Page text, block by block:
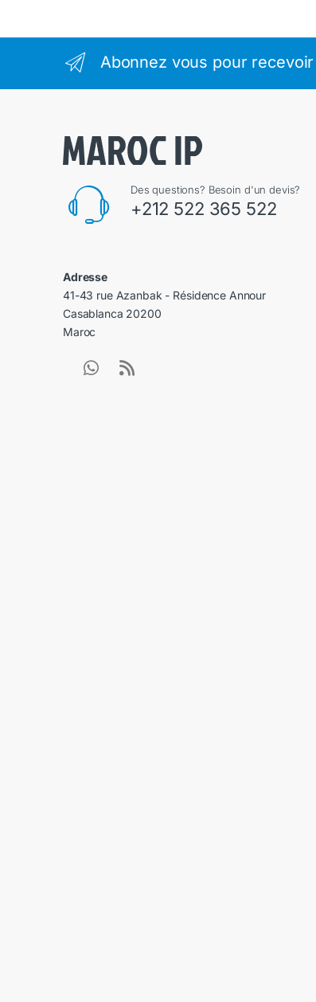
Abonnez vous pour
Des questions? Besoin d'un devis?
+212 522 365 522
Adresse
41-43 rue Azanbak - Résidence Annour
Casablanca 20200
Maroc